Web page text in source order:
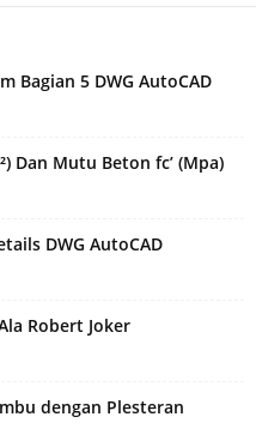
Bagian 5 DWG AutoCAD
Dan Mutu Beton fc’ (Mpa)
DWG AutoCAD
Robert Joker
dengan Plesteran